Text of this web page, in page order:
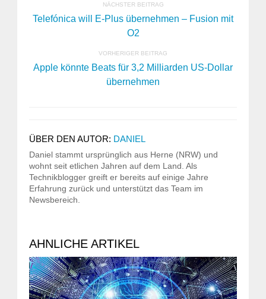
NÄCHSTER BEITRAG
Telefónica will E-Plus übernehmen – Fusion mit
O2
VORHERIGER BEITRAG
Apple könnte Beats für 3,2 Milliarden US-Dollar
übernehmen
ÜBER DEN AUTOR: DANIEL
Daniel stammt ursprünglich aus Herne (NRW) und
wohnt seit etlichen Jahren auf dem Land. Als
Technikblogger greift er bereits auf einige Jahre
Erfahrung zurück und unterstützt das Team im
Newsbereich.
AHNLICHE ARTIKEL